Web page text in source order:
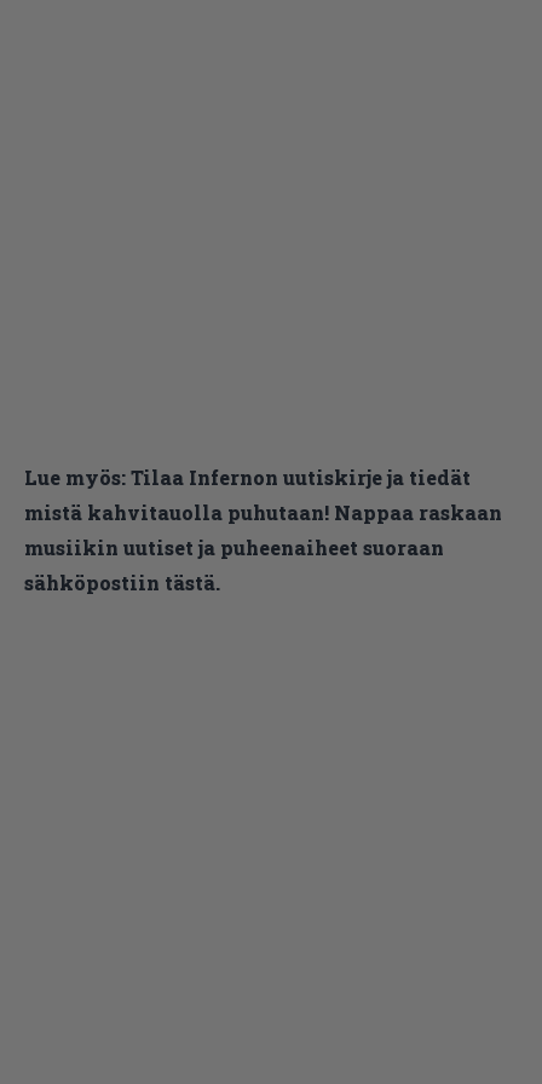
Lue myös:Tilaa Infernon uutiskirje ja tiedät
mistä kahvitauolla puhutaan! Nappaa raskaan
musiikin uutiset ja puheenaiheet suoraan
sähköpostiin tästä.